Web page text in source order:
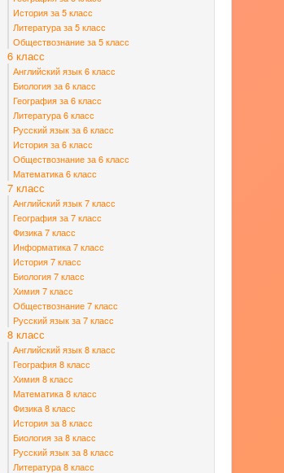
История за 5 класс
Литература за 5 класс
Обществознание за 5 класс
6 класс
Английский язык 6 класс
Биология за 6 класс
География за 6 класс
Литература 6 класс
Русский язык за 6 класс
История за 6 класс
Обществознание за 6 класс
Математика 6 класс
7 класс
Английский язык 7 класс
География за 7 класс
Физика 7 класс
Информатика 7 класс
История 7 класс
Биология 7 класс
Химия 7 класс
Обществознание 7 класс
Русский язык за 7 класс
8 класс
Английский язык 8 класс
География 8 класс
Химия 8 класс
Математика 8 класс
Физика 8 класс
История за 8 класс
Биология за 8 класс
Русский язык за 8 класс
Литература 8 класс